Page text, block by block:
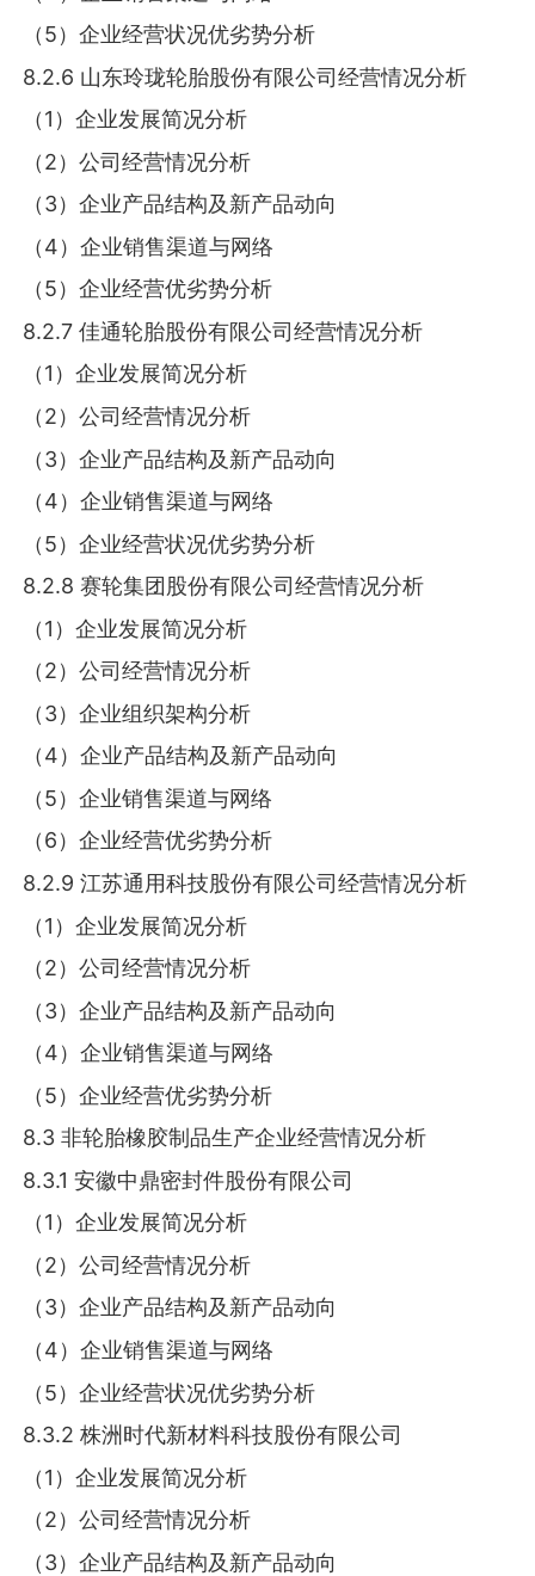
（5）企业经营状况优劣势分析
8.2.6 山东玲珑轮胎股份有限公司经营情况分析
（1）企业发展简况分析
（2）公司经营情况分析
（3）企业产品结构及新产品动向
（4）企业销售渠道与网络
（5）企业经营优劣势分析
8.2.7 佳通轮胎股份有限公司经营情况分析
（1）企业发展简况分析
（2）公司经营情况分析
（3）企业产品结构及新产品动向
（4）企业销售渠道与网络
（5）企业经营状况优劣势分析
8.2.8 赛轮集团股份有限公司经营情况分析
（1）企业发展简况分析
（2）公司经营情况分析
（3）企业组织架构分析
（4）企业产品结构及新产品动向
（5）企业销售渠道与网络
（6）企业经营优劣势分析
8.2.9 江苏通用科技股份有限公司经营情况分析
（1）企业发展简况分析
（2）公司经营情况分析
（3）企业产品结构及新产品动向
（4）企业销售渠道与网络
（5）企业经营优劣势分析
8.3 非轮胎橡胶制品生产企业经营情况分析
8.3.1 安徽中鼎密封件股份有限公司
（1）企业发展简况分析
（2）公司经营情况分析
（3）企业产品结构及新产品动向
（4）企业销售渠道与网络
（5）企业经营状况优劣势分析
8.3.2 株洲时代新材料科技股份有限公司
（1）企业发展简况分析
（2）公司经营情况分析
（3）企业产品结构及新产品动向